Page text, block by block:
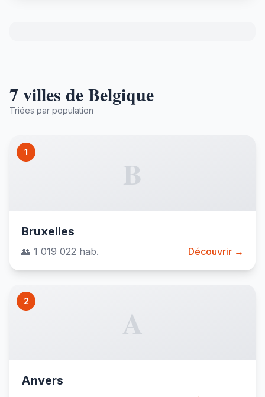
7 villes de Belgique
Triées par population
1
B
Bruxelles
👥 1 019 022 hab. Découvrir →
2
A
Anvers